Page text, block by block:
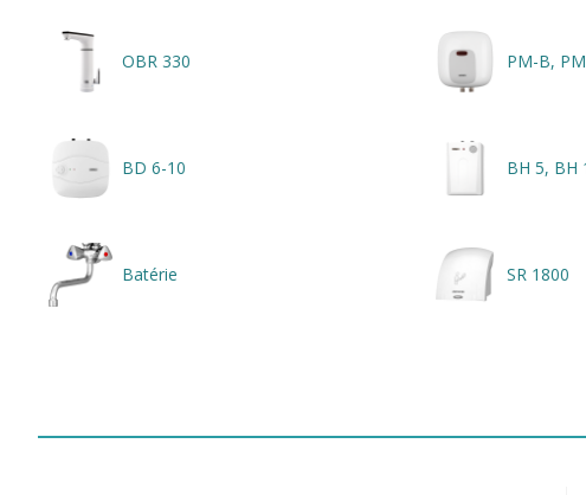
OBR 330 PM-B,
BD 6-10 BH 5, BH
Batérie SR 1800